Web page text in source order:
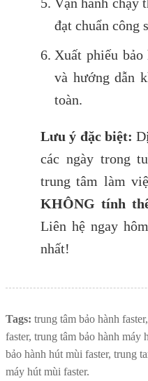
đạt chuẩn công
Xuất phiếu bảo
và hướng dẫn
toàn.
Lưu ý đặc biệt:
các ngày trong
trung tâm làm
KHÔNG tính
Liên hệ ngay
nhất!
Tags: trung tâm bảo hành
faster, trung tâm bảo hành máy
bảo hành hút mùi faster, trung
máy hút mùi faster.